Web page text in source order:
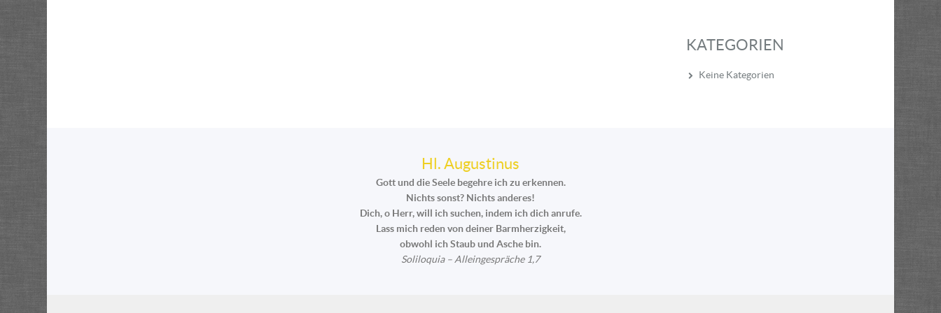
KATEGORIEN
Keine Kategorien
Hl. Augustinus
Gott und die Seele begehre ich zu erkennen.
Nichts sonst? Nichts anderes!
Dich, o Herr, will ich suchen, indem ich dich anrufe.
Lass mich reden von deiner Barmherzigkeit,
obwohl ich Staub und Asche bin.
Soliloquia – Alleingespräche 1,7